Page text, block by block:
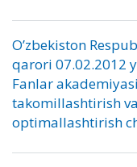
O’zbekiston
qarori 07.02.2012
Fanlar
takomillashtirish
optimallashtirish